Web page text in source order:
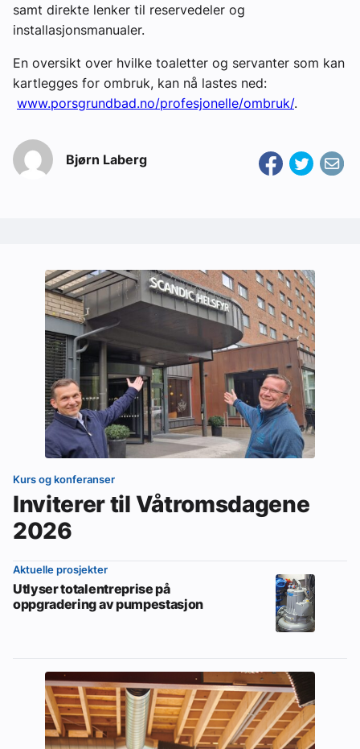
samt direkte lenker til reservedeler og
installasjonsmanualer.
En oversikt over hvilke toaletter og servanter som kan
kartlegges for ombruk, kan nå lastes ned:
www.porsgrundbad.no/profesjonelle/ombruk/.
Bjørn Laberg
Kurs og konferanser
Inviterer til Våtromsdagene
2026
Aktuelle prosjekter
Utlyser totalentreprise på
oppgradering av pumpestasjon